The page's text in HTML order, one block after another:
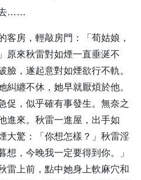
去……
客房，輕敲房門：「荀姑娘，
原來秋雷對如煙一直垂涎不
臉，遂起意對如煙欲行不軌。
糾纏不休，她早就厭煩於他。
促，似乎確有事發生。無奈之
進來。秋雷一進屋，出手如
大驚：「你想怎樣？」秋雷淫
想，今晚我一定要得到你。」
雷上前，點中她身上軟麻穴和